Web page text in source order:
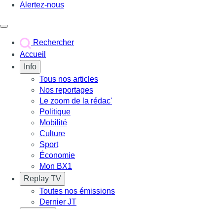
Alertez-nous
Rechercher
Accueil
Info
Tous nos articles
Nos reportages
Le zoom de la rédac'
Politique
Mobilité
Culture
Sport
Économie
Mon BX1
Replay TV
Toutes nos émissions
Dernier JT